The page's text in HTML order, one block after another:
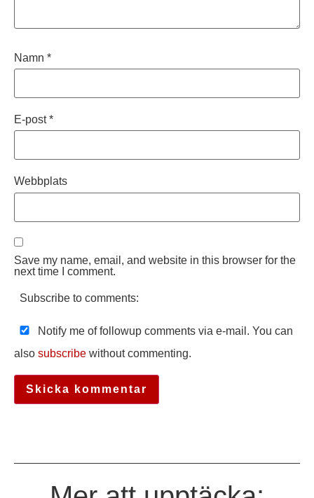
Namn *
E-post*
Webbplats
Save my name, email, and website in this browser for the
next time I comment.
Subscribe to comments:
Notify me of followup comments via e-mail. You can
also subscribe without commenting.